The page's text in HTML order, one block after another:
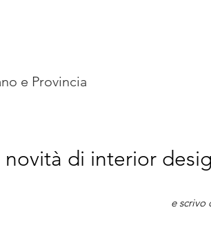
e Provincia
novità di interior
e scrivo